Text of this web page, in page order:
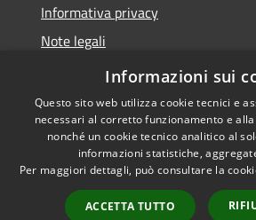
Informativa privacy
Note legali
Dichiarazione di accessibilità
Accessibilità
Informazioni sui
Questo sito web utilizza cookie tecnici e
necessari al corretto funzionamento e
nonché un cookie tecnico analitico al
informazioni statistiche,
Per maggiori dettagli, può consultare la
ACCETTA TUTTO